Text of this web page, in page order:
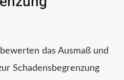
das Ausmaß und
Schadensbegrenzung